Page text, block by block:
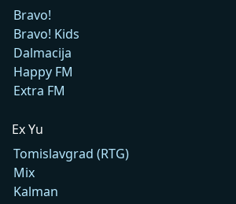
Bravo!
Bravo! Kids
Dalmacija
Happy FM
Extra FM
Ex Yu
Tomislavgrad (RTG)
Mix
Kalman